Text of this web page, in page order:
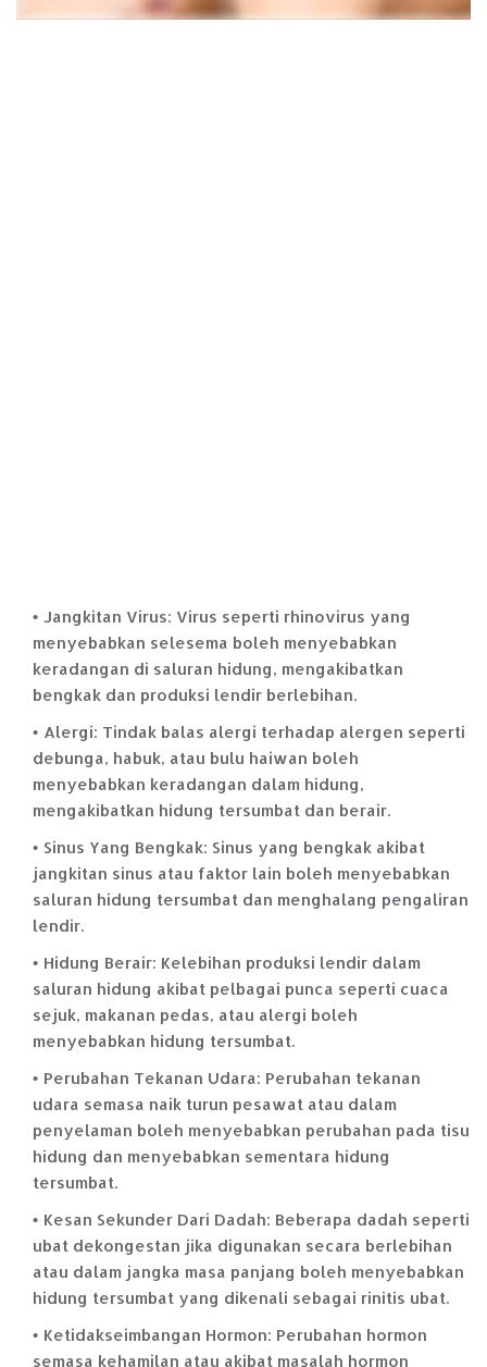
Jangkitan Virus: Virus seperti rhinovirus yang
menyebabkan selesema boleh menyebabkan
keradangan di saluran hidung, mengakibatkan
bengkak dan produksi lendir berlebihan.
Alergi: Tindak balas alergi terhadap alergen seperti
debunga, habuk, atau bulu haiwan boleh
menyebabkan keradangan dalam hidung,
mengakibatkan hidung tersumbat dan berair.
Sinus Yang Bengkak: Sinus yang bengkak akibat
jangkitan sinus atau faktor lain boleh menyebabkan
saluran hidung tersumbat dan menghalang pengaliran
lendir.
Hidung Berair: Kelebihan produksi lendir dalam
saluran hidung akibat pelbagai punca seperti cuaca
sejuk, makanan pedas, atau alergi boleh
menyebabkan hidung tersumbat.
Perubahan Tekanan Udara: Perubahan tekanan
udara semasa naik turun pesawat atau dalam
penyelaman boleh menyebabkan perubahan pada tisu
hidung dan menyebabkan sementara hidung
tersumbat.
Kesan Sekunder Dari Dadah: Beberapa dadah seperti
ubat dekongestan jika digunakan secara berlebihan
atau dalam jangka masa panjang boleh menyebabkan
hidung tersumbat yang dikenali sebagai rinitis ubat.
Ketidakseimbangan Hormon: Perubahan hormon
semasa kehamilan atau akibat masalah hormon